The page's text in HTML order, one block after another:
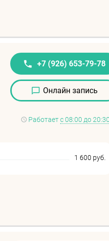
1 600 руб.
+7 (926) 653-79-78
Онлайн запись
Работаетс 08:00 до